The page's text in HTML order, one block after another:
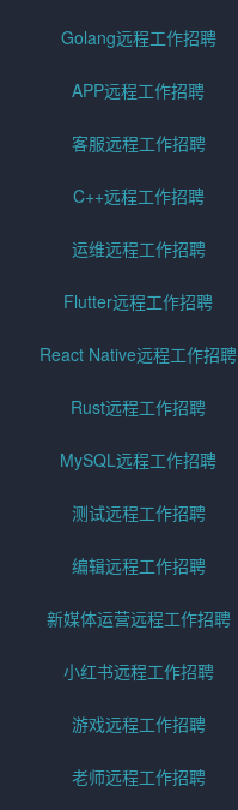
Golang远程工作招聘
APP远程工作招聘
客服远程工作招聘
C++远程工作招聘
运维远程工作招聘
Flutter远程工作招聘
React Native远程工作招聘
Rust远程工作招聘
MySQL远程工作招聘
测试远程工作招聘
编辑远程工作招聘
新媒体运营远程工作招聘
小红书远程工作招聘
游戏远程工作招聘
老师远程工作招聘